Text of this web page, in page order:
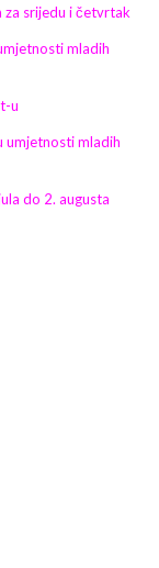
za srijedu i četvrtak
mladih
u
umjetnosti mladih
do 2. augusta